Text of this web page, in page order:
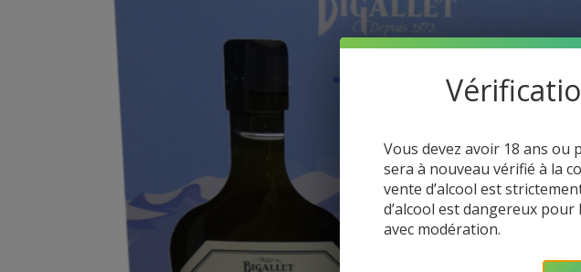
Vous devez avoir 18 ans
sera à nouveau vérifié à la
vente d’alcool est
d’alcool est dangereux
avec modération.